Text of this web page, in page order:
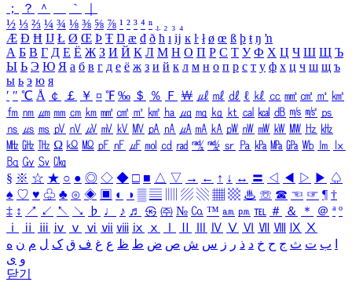
；
？ ＾ ｀
½ ⅓ ⅔ ¼ ¾ ⅛ ⅜ ⅝ ⅞ ¹ ² ³ ⁴ ⁿ ₁ ₂ ₃ ₄
Æ Ð Ħ Ĳ Ł Ø Œ Þ Ŧ Ŋ æ đ ð ħ ı ĳ ĸ ŀ ł ø œ ß þ ŧ ŋ ŉ
А Б В Г Д Е Ё Ж З И Й К Л М Н О П Р С Т У Ф Х Ц Ч Ш Щ Ъ
Ы Ь Э Ю Я а б в г д е ё ж з и й к л м н о п р с т у ф х ц ч ш щ ъ
ы ь э ю я
′ ″ ℃ Å ￠ ￡ ￥ ¤ ℉ ‰ ＄ ％ Ｆ ￦ ㎕ ㎖ ㎗ ℓ ㎘ ㏄ ㎣ ㎤ ㎥ ㎦
㎙ ㎚ ㎛ ㎜ ㎝ ㎞ ㎟ ㎠ ㎡ ㎢ ㏊ ㎍ ㎎ ㎏ ㏏ ㎈ ㎉ ㏈ ㎧ ㎨ ㎰
㎱ ㎲ ㎳ ㎴ ㎵ ㎶ ㎷ ㎸ ㎹ ㎀ ㎁ ㎂ ㎃ ㎄ ㎺ ㎻ ㎽ ㎾ ㎿ ㎐ ㎑
㎒ ㎓ ㎔ Ω ㏀ ㏁ ㎊ ㎋ ㎌ ㏖ ㏅ ㎭ ㎮ ㎯ ㏛ ㎩ ㎪ ㎫ ㎬ ㏝ ㏐
㏓
㏃ ㏉ ㏜ ㏆
§ ※ ☆ ★ ○ ● ◎ ◇ ◆ □ ■ △ ▽ → ← ↑ ↓ ↔ 〓 ◁ ◀ ▷ ▶ ♤
♠ ♡ ♥ ♧ ♣ ⊙ ◈ ▣ ◐ ◑ ▒ ▤ ▨ ▧ ▦ ▩ ♨ ☏ ☎ ☜ ☞ ¶ †
‡ ↕ ↗ ↙ ↖ ↘ ♭ ♩ ♪ ♬ ㉿ ㈜ № ㏇ ™ ㏂ ㏘ ℡ ＃ ＆ ＊ ＠ ª º
ⅰ
ⅱ ⅲ ⅳ ⅴ ⅵ ⅶ ⅷ ⅸ ⅹ Ⅳ Ⅴ Ⅵ Ⅶ Ⅷ Ⅸ Ⅹ
ب ت ث ج ح خ د ذ ر ز س ش ص ض ط ظ ع غ ف ق ک ل م ن ه
و ی
닫기